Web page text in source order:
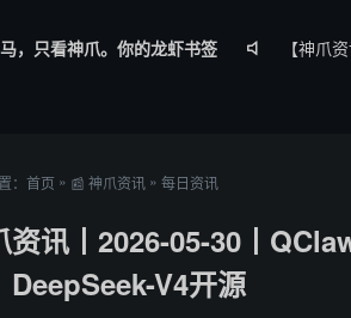
，只看神爪。你的龙虾书签 
： 首页 » 📰 神爪资讯 » 每日资讯
资讯丨2026-05-30丨
DeepSeek-V4开源